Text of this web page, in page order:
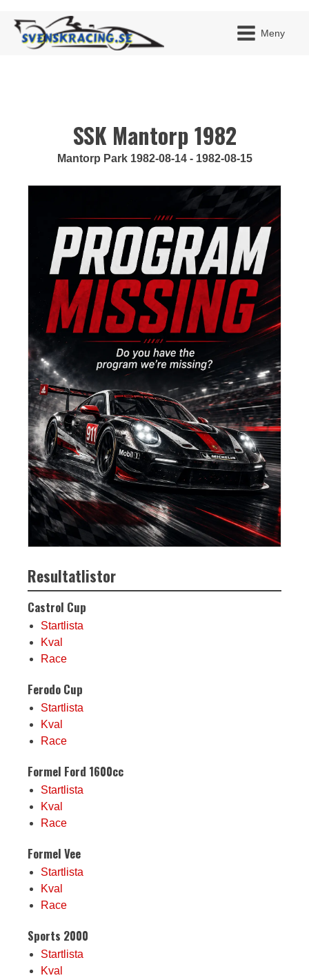
Meny
SSK Mantorp 1982
Mantorp Park 1982-08-14 - 1982-08-15
Resultatlistor
Castrol Cup
Startlista
Kval
Race
Ferodo Cup
Startlista
Kval
Race
Formel Ford 1600cc
Startlista
Kval
Race
Formel Vee
Startlista
Kval
Race
Sports 2000
Startlista
Kval